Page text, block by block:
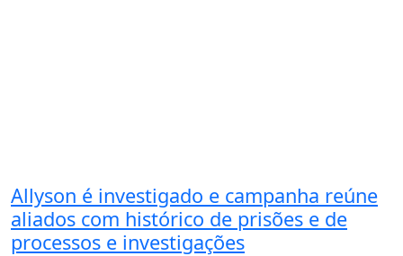
Allyson é investigado e campanha reúne
aliados com histórico de prisões e de
processos e investigações